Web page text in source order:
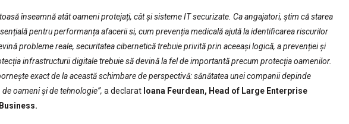
înseamnă atât oameni protejați, cât și sisteme IT securizate. Ca angajatori, știm că starea
pentru performanța afacerii si, cum prevenția medicală ajută la identificarea riscurilor
probleme reale, securitatea cibernetică trebuie privită prin aceeași logică, a prevenției și
infrastructurii digitale trebuie să devină la fel de importantă precum protecția oamenilor.
exact de la această schimbare de perspectivă: sănătatea unei companii depinde
oameni și de tehnologie”, a declarat Ioana Feurdean, Head of Large Enterprise